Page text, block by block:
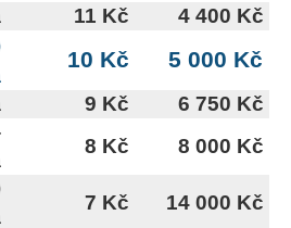
11 Kč 4 400 Kč
10 Kč 5 000 Kč
9 Kč
6 750 Kč
8 Kč
8 000 Kč
7 Kč 14 000 Kč